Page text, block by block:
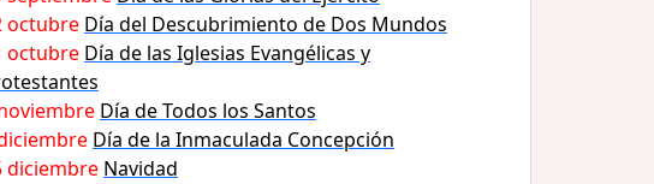
octubre Día del Descubrimiento de Dos Mundos
octubre Día de las Iglesias Evangélicas y
Día de Todos los Santos
Día de la Inmaculada Concepción
diciembre Navidad